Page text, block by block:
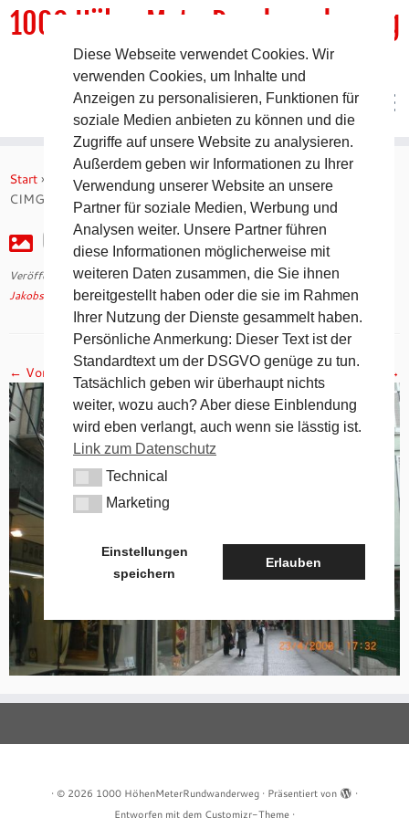
Inhalt
springen
1000 HöhenMeterRundwanderweg
DER Rundwanderweg um Pommelsbrunn
Start » Jakobsweg 2008 – 5. Tag auf dem Camino Francés
CIMG2247
CIMG2247
Veröffentlicht am30. April 2018mit den Abmessungen1024 × 768
Jakobsweg 2008 – 5. Tag auf dem Camino Francés.
← Vorheriges Nächstes →
· © 2026 1000 HöhenMeterRundwanderweg · Präsentiert von
·
Entworfen mit dem Customizr-Theme ·
Diese Webseite verwendet Cookies. Wir
verwenden Cookies, um Inhalte und
Anzeigen zu personalisieren, Funktionen für
soziale Medien anbieten zu können und die
Zugriffe auf unsere Website zu analysieren.
Außerdem geben wir Informationen zu Ihrer
Verwendung unserer Website an unsere
Partner für soziale Medien, Werbung und
Analysen weiter. Unsere Partner führen
diese Informationen möglicherweise mit
weiteren Daten zusammen, die Sie ihnen
bereitgestellt haben oder die sie im Rahmen
Ihrer Nutzung der Dienste gesammelt haben.
Persönliche Anmerkung: Dieser Text ist der
Standardtext um der DSGVO genüge zu tun.
Tatsächlich geben wir überhaupt nichts
weiter, wozu auch? Aber diese Einblendung
wird eben verlangt, auch wenn sie lässtig ist.
Link zum Datenschutz
TechnicalTechnical
MarketingMarketing
Einstellungen
speichern
Erlauben